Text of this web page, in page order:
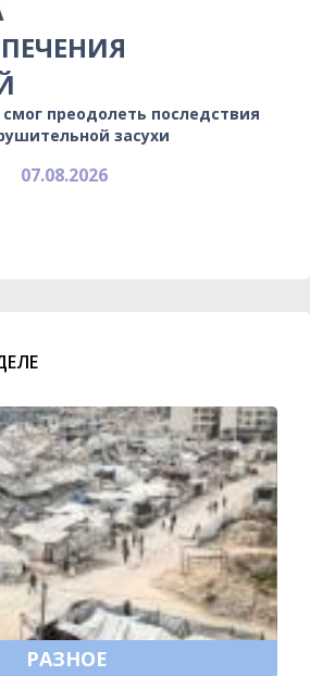
преодолеть последствия
засухи
07.08.2026
РАЗНОЕ